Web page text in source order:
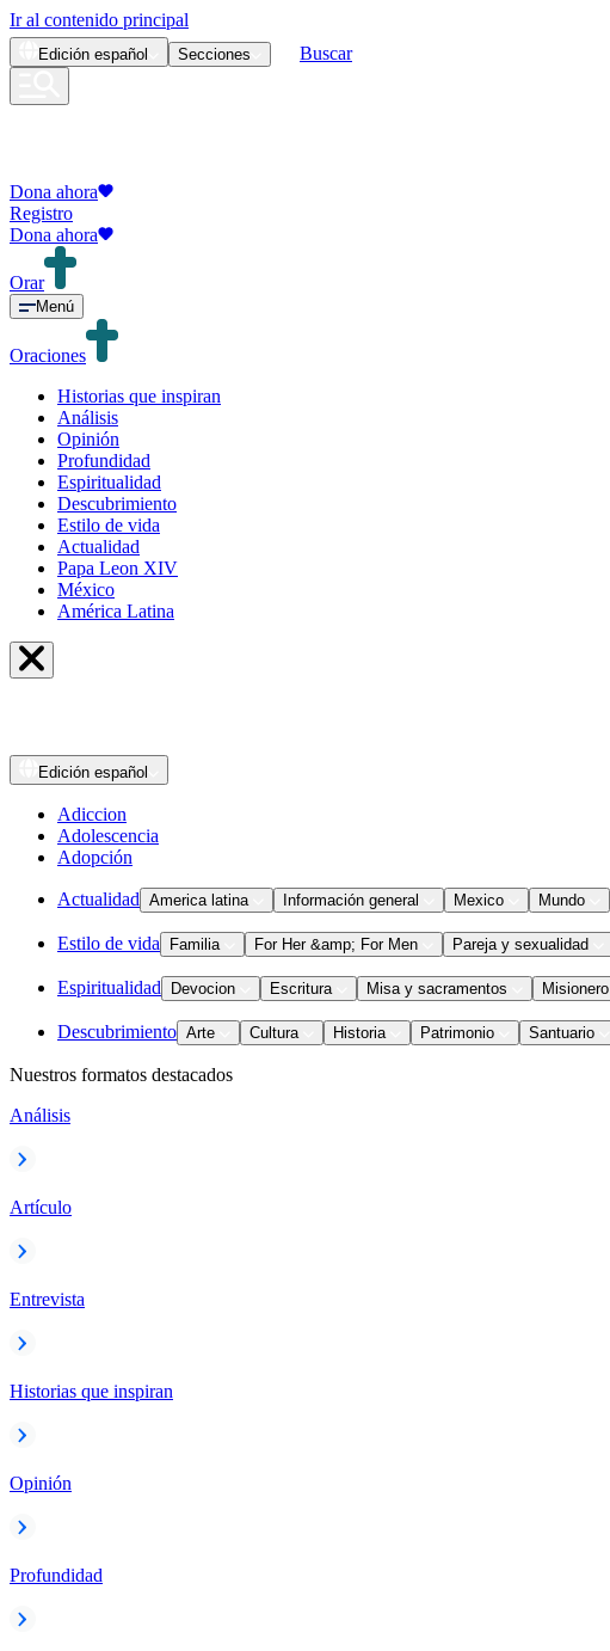
Ir al contenido principal
Edición español Secciones Buscar
Dona ahora
Registro
Dona ahora
Orar
Menú
Oraciones
Historias que inspiran
Análisis
Opinión
Profundidad
Espiritualidad
Descubrimiento
Estilo de vida
Actualidad
Papa Leon XIV
México
América Latina
Edición español
Adiccion
Adolescencia
Adopción
Actualidad America latina Información general Mexico Mundo
Estilo de vida Familia For Her &amp; For Men Pareja y sexualidad
Espiritualidad Devocion Escritura Misa y sacramentos Misionero
Descubrimiento Arte Cultura Historia Patrimonio Santuario
Nuestros formatos destacados
Análisis
Artículo
Entrevista
Historias que inspiran
Opinión
Profundidad